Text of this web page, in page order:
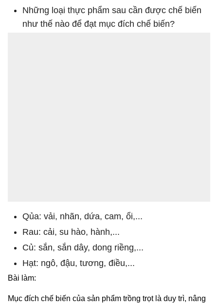
Những loại thực phẩm sau cần được chế biến
như thế nào để đạt mục đích chế biến?
Qủa: vải, nhãn, dứa, cam, ổi,...
Rau: cải, su hào, hành,...
Củ: sắn, sắn dây, dong riềng,...
Hạt: ngô, đậu, tương, điều,...
Bài làm:
Mục đích chế biến của sản phẩm trồng trọt là duy trì, nâng